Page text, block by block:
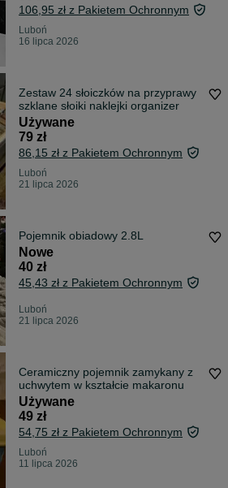
106,95 zł z Pakietem Ochronnym
Luboń
16 lipca 2026
Zestaw 24 słoiczków na przyprawy
szklane słoiki naklejki organizer
Używane
79 zł
86,15 zł z Pakietem Ochronnym
Luboń
21 lipca 2026
Pojemnik obiadowy 2.8L
Nowe
40 zł
45,43 zł z Pakietem Ochronnym
Luboń
21 lipca 2026
Ceramiczny pojemnik zamykany z
uchwytem w kształcie makaronu
Używane
49 zł
54,75 zł z Pakietem Ochronnym
Luboń
11 lipca 2026